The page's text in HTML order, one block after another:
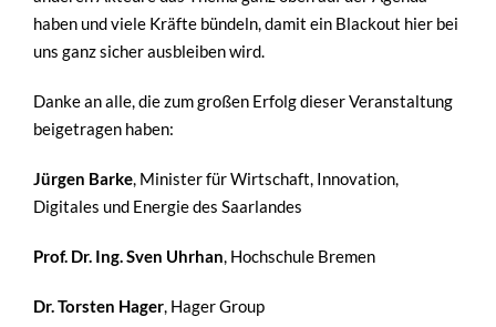
haben und viele Kräfte bündeln, damit ein Blackout hier bei
uns ganz sicher ausbleiben wird.
Danke an alle, die zum großen Erfolg dieser Veranstaltung
beigetragen haben:
Jürgen Barke, Minister für Wirtschaft, Innovation,
Digitales und Energie des Saarlandes
Prof. Dr. Ing. Sven Uhrhan, Hochschule Bremen
Dr. Torsten Hager, Hager Group